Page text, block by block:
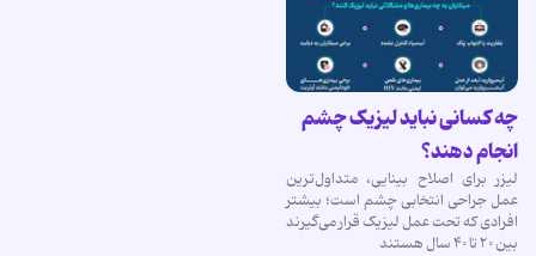
چه کسانی نباید لیزیک چشم
انجام دهند؟
لیزر برای اصلاح بینایی، متداول‌ترین
عمل جراحی انتخابی چشم است؛ بیشتر
افرادی که تحت عمل لیزیک قرار می‌گیرند
بین ۲۰ تا ۴۰ سال هستند